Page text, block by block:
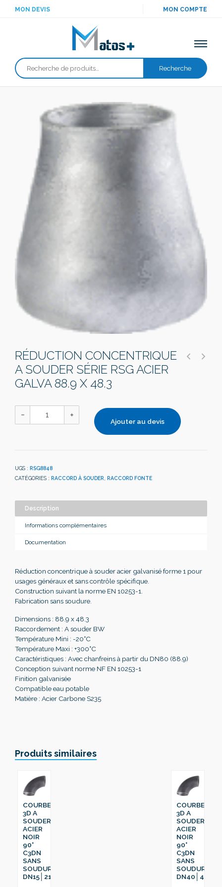
MON DEVIS MON COMPTE
Recherche
Recherche
RÉDUCTION CONCENTRIQUE
A SOUDER SÉRIE RSG ACIER
GALVA 88.9 X 48.3
Ajouter au devis
UGS : RSG8848
CATÉGORIES : RACCORD À SOUDER RACCORD FONTE
Description
Informations complémentaires
Documentation
Réduction concentrique à souder acier galvanisé forme 1 pour
usages généraux et sans contrôle spécifique.
Construction suivant la norme EN 10253-1.
Fabrication sans soudure.
Dimensions : 88.9 x 48.3
Raccordement : A souder BW
Température Mini : -20°C
Température Maxi : +300°C
Caractéristiques : Avec chanfreins à partir du DN80 (88.9)
Conception suivant norme NF EN 10253-1
Finition galvanisée
Compatible eau potable
Matière : Acier Carbone S235
Produits similaires
COURBE
3D A
SOUDER
ACIER
NOIR
90°
C3DN
SANS
SOUDURE
DN15│21.3
COURBE
3D A
SOUDER
ACIER
NOIR
90°
C3DN
SANS
SOUDURE
DN40│48.3